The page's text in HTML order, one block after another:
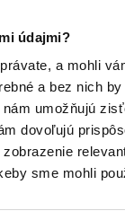
údajmi?
a mohli
a bez nich
umožňujú
dovoľujú
sme mohli